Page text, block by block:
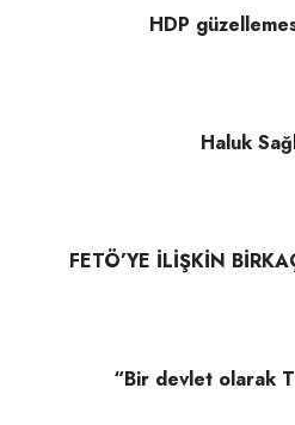
HDP
Haluk
FETÖ’YE İLİŞKİN
“Bir devlet olarak